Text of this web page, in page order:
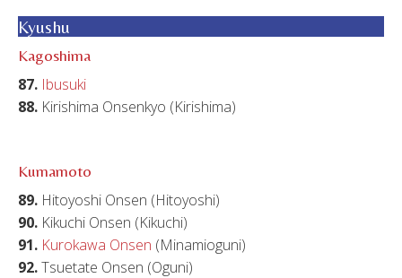
Kyushu
Kagoshima
87. Ibusuki
88. Kirishima Onsenkyo (Kirishima)
Kumamoto
89. Hitoyoshi Onsen (Hitoyoshi)
90. Kikuchi Onsen (Kikuchi)
91. Kurokawa Onsen (Minamioguni)
92.Tsuetate Onsen (Oguni)